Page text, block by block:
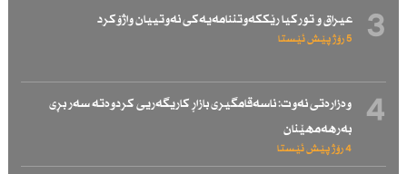
3 عیراق و توركیا رێككەوتننامەیەكی نەوتییان واژۆكرد
5 رۆژ پێش ئێستا
4
وەزارەتی نەوت: ناسەقامگیری بازاڕ كاریگەریی كردوەتە سەر بڕی
بەرهەمهێنان
4 رۆژ پێش ئێستا